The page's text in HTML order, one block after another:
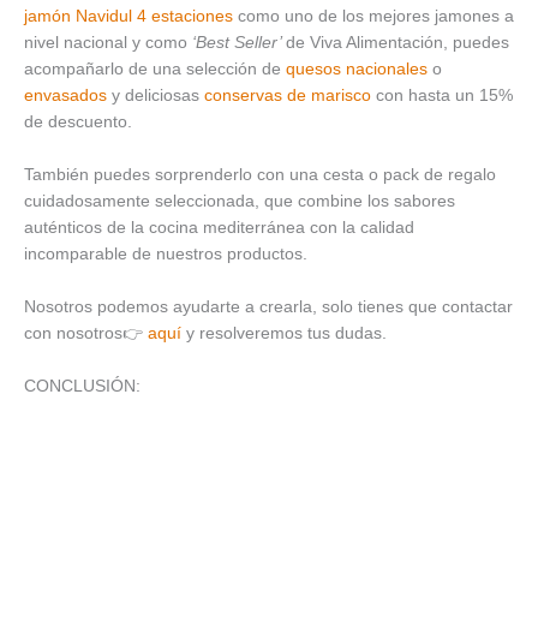
jamón Navidul 4 estaciones como uno de los mejores jamones a
nivel nacional y como ‘Best Seller’de Viva Alimentación, puedes
acompañarlo de una selección de quesos nacionales o
envasados y deliciosas conservas de marisco con hasta un 15%
de descuento.
También puedes sorprenderlo con una cesta o pack de regalo
cuidadosamente seleccionada, que combine los sabores
auténticos de la cocina mediterránea con la calidad
incomparable de nuestros productos.
Nosotros podemos ayudarte a crearla, solo tienes que contactar
con nosotros👉 aquí y resolveremos tus dudas.
CONCLUSIÓN: